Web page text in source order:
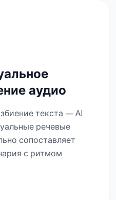
аудио
текста — AI
речевые
сопоставляет
с ритмом